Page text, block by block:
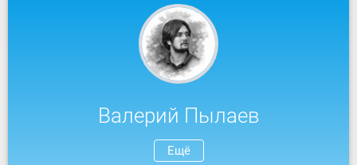
Валерий Пылаев
Ещё